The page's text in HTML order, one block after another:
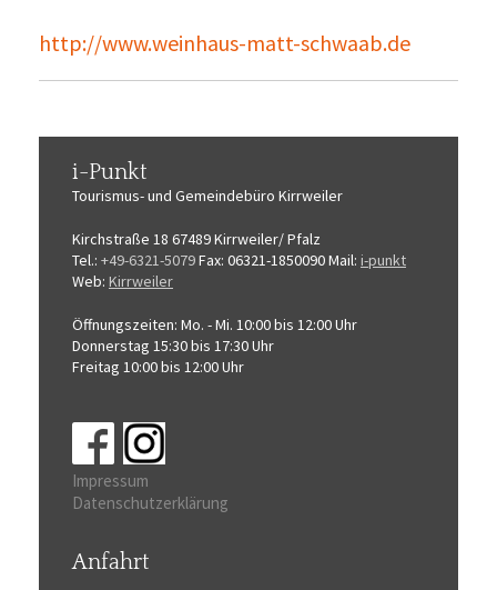
http://www.weinhaus-matt-schwaab.de
i-Punkt
Tourismus-und Gemeindebüro Kirrweiler
Kirchstraße 18 67489 Kirrweiler/ Pfalz
Tel.: +49-6321-5079Fax: 06321-1850090Mail: i-punkt
Web: Kirrweiler
Öffnungszeiten: Mo. - Mi. 10:00 bis 12:00 Uhr
Donnerstag 15:30 bis 17:30 Uhr
Freitag 10:00 bis 12:00 Uhr
Impressum
Datenschutzerklärung
Anfahrt